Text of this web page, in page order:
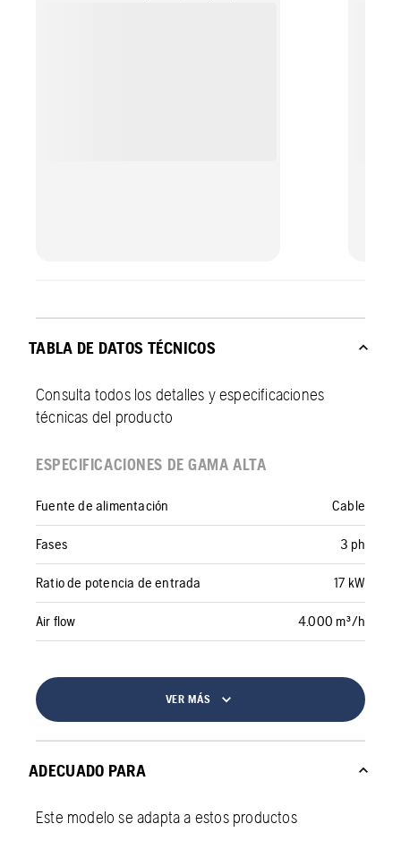
TABLA DE DATOS TÉCNICOS
Consulta todos los detalles y especificaciones
técnicas del producto
ESPECIFICACIONES DE GAMA ALTA
Fuente de alimentación Cable
Fases 3 ph
Ratio de potencia de entrada 17 kW
Air flow 4.000 m³/h
VER MÁS
ADECUADO PARA
Este modelo se adapta a estos productos